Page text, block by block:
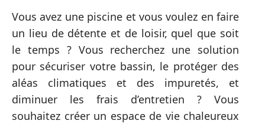
Vous avez une piscine et vous voulez en faire
un lieu de détente et de loisir, quel que soit
le temps ? Vous recherchez une solution
pour sécuriser votre bassin, le protéger des
aléas climatiques et des impuretés, et
diminuer les frais d’entretien ? Vous
souhaitez créer un espace de vie chaleureux